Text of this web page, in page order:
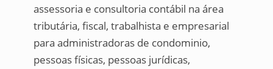
assessoria e consultoria contábil na área
tributária, fiscal, trabalhista e empresarial
para administradoras de condominio,
pessoas físicas, pessoas jurídicas,